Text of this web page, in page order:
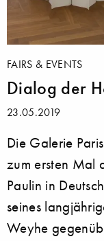
FAIRS & EVENTS
Dialog der
23.05.2019
Die Galerie
zum ersten Mal
Paulin in
seines
Weyhe